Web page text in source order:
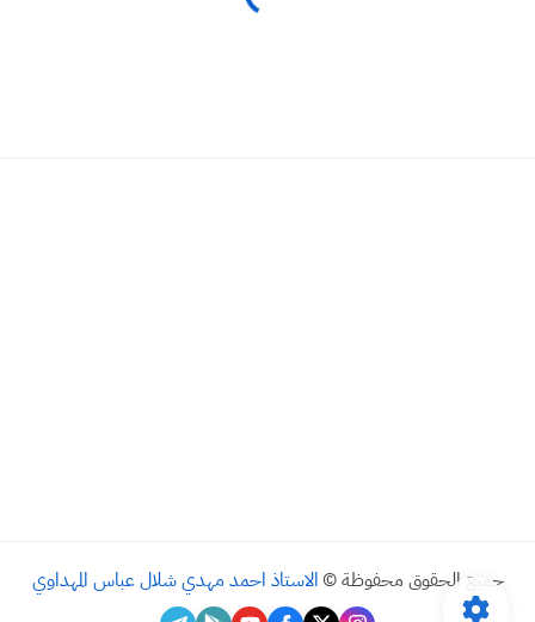
جميع الحقوق محفوظة © الاستاذ احمد مهدي شلال عباس المهداوي